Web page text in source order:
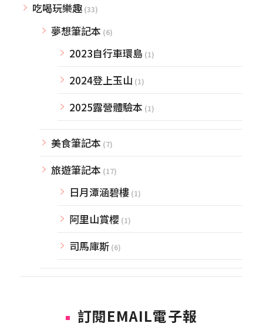
吃喝玩樂趣 (33)
夢想筆記本 (6)
2023自行車環島 (1)
2024登上玉山 (1)
2025露營體驗本 (1)
美食筆記本 (7)
旅遊筆記本 (17)
日月潭涵碧樓 (1)
阿里山賞櫻 (1)
司馬庫斯 (6)
訂閱EMAIL電子報